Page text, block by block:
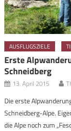
AUSFLUGSZIELE
Erste
Schneidberg
13. April 2015
Die erste
Schneidberg-Alpe.
die Alpe noch zum